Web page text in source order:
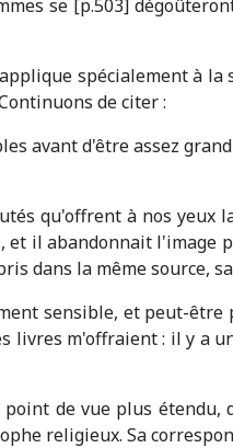
se [p.503]
spécialement à
de citer :
avant d'être assez
qu'offrent à nos
il abandonnait l'image
dans la même source,
sensible, et peut-
livres m'offraient : il y a
de vue plus
religieux. Sa